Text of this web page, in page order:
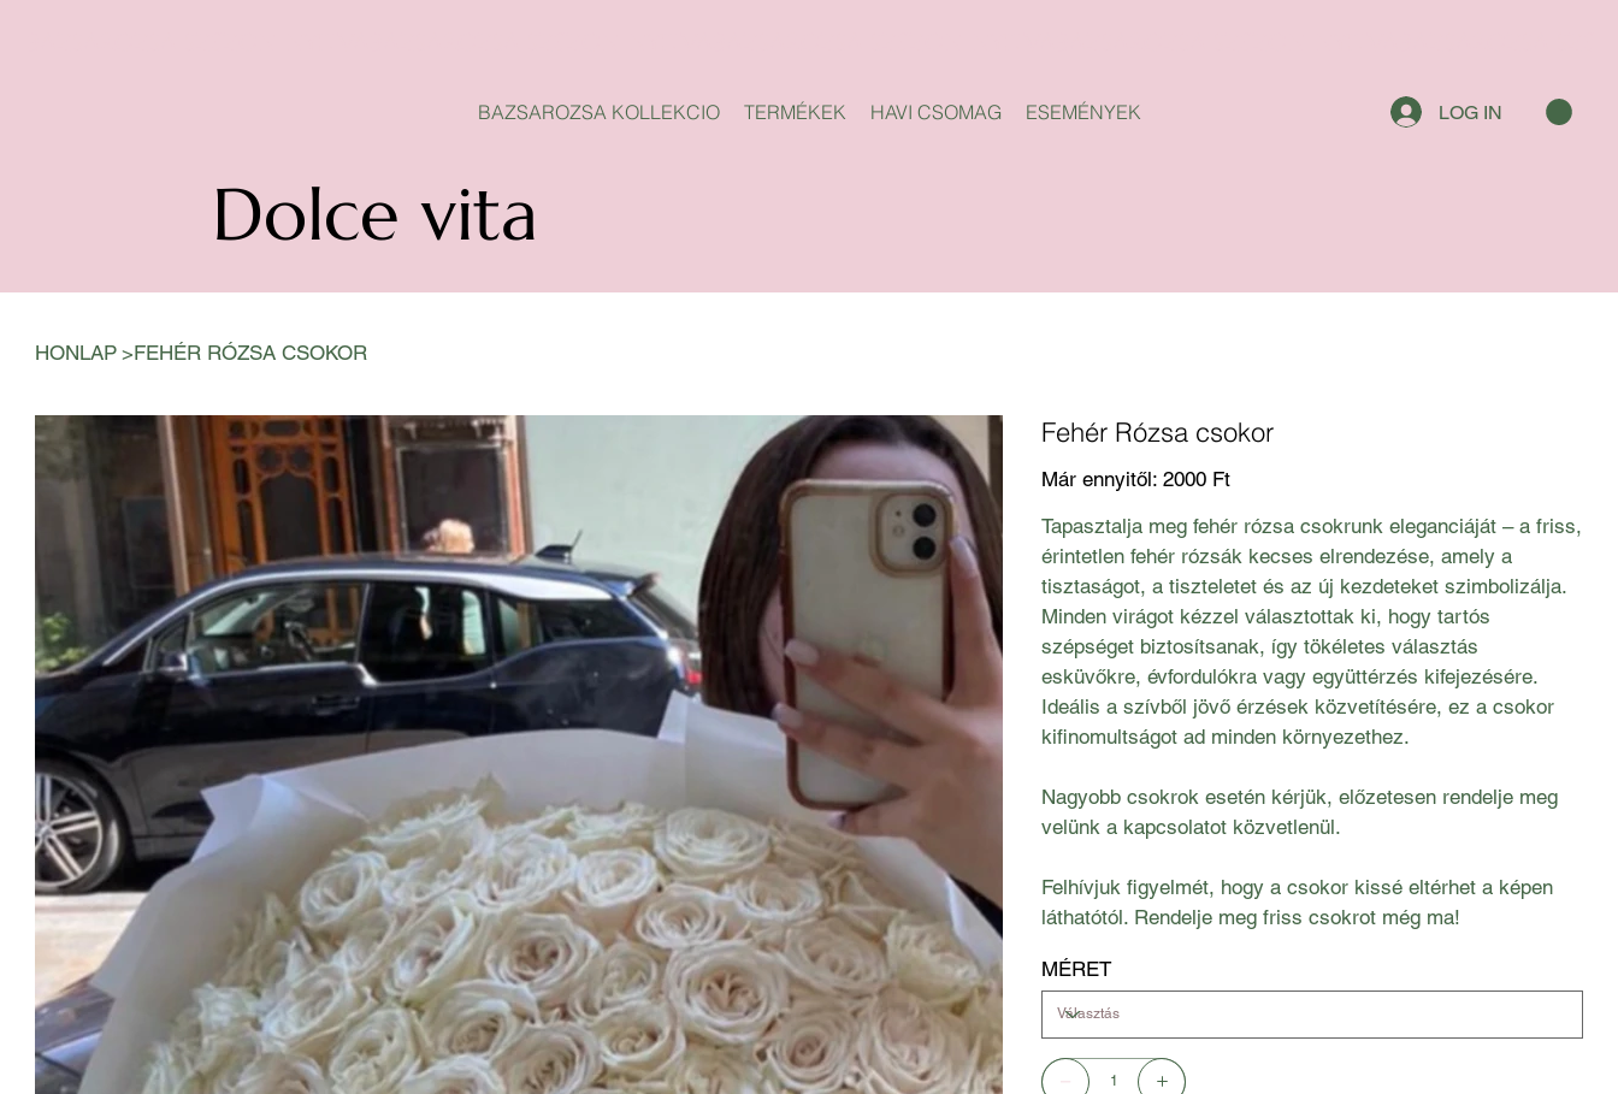
LOG IN
Dolce vita
BAZSAROZSA KOLLEKCIO TERMÉKEK HAVI CSOMAG ESEMÉNYEK
HONLAP >FEHÉR RÓZSA CSOKOR
Fehér Rózsa csokor
Már ennyitől: 2000 Ft
Tapasztalja meg fehér rózsa csokrunk eleganciáját – a friss,
érintetlen fehér rózsák kecses elrendezése, amely a
tisztaságot, a tiszteletet és az új kezdeteket szimbolizálja.
Minden virágot kézzel választottak ki, hogy tartós
szépséget biztosítsanak, így tökéletes választás
esküvőkre, évfordulókra vagy együttérzés kifejezésére.
Ideális a szívből jövő érzések közvetítésére, ez a csokor
kifinomultságot ad minden környezethez.
Nagyobb csokrok esetén kérjük, előzetesen rendelje meg
velünk a kapcsolatot közvetlenül.
Felhívjuk figyelmét, hogy a csokor kissé eltérhet a képen
láthatótól. Rendelje meg friss csokrot még ma!
MÉRET